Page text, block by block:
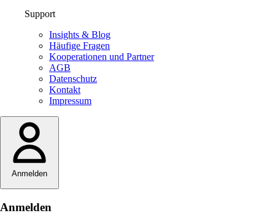
Support
Insights & Blog
Häufige Fragen
Kooperationen und Partner
AGB
Datenschutz
Kontakt
Impressum
Anmelden
Anmelden